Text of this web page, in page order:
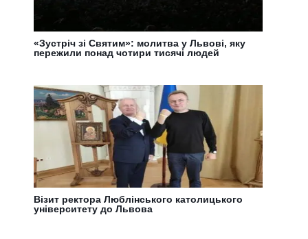
«Зустріч зі Святим»: молитва у Львові, яку
пережили понад чотири тисячі людей
Візит ректора Люблінського католицького
університету до Львова